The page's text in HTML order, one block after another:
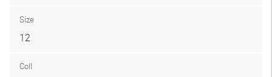
Size
12
Coll